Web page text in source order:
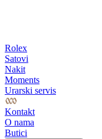
Rolex
Satovi
Nakit
Moments
Urarski servis
Kontakt
O nama
Butici